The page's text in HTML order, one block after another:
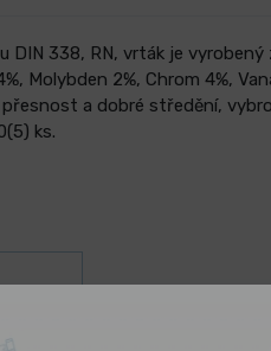
DIN 338, RN, vrták je
Molybden 2%, Chrom 4%,
a dobré středění,
ks.